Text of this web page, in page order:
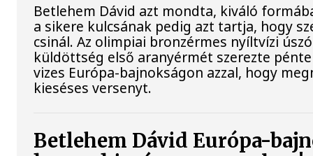
Betlehem Dávid azt mondta, kiváló
a sikere kulcsának pedig azt tartja, hogy
csinál. Az olimpiai bronzérmes nyíltvízi
küldöttség első aranyérmét szerezte
vizes Európa-bajnokságon azzal, hogy
kieséses versenyt.
Betlehem Dávid Európa-